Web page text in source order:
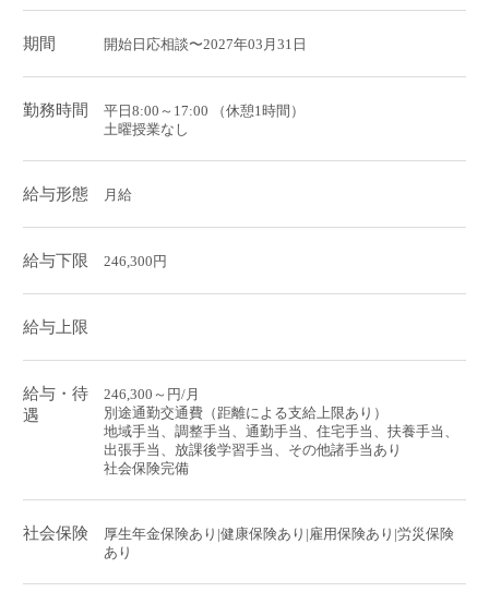
期間 開始日応相談〜2027年03月31日
勤務時間
平日8:00～17:00 （休憩1時間）
土曜授業なし
給与形態 月給
給与下限 246,300円
給与上限
給与・待
遇
246,300～円/月
別途通勤交通費（距離による支給上限あり）
地域手当、調整手当、通勤手当、住宅手当、扶養手当、
出張手当、放課後学習手当、その他諸手当あり
社会保険完備
社会保険
厚生年金保険あり|健康保険あり|雇用保険あり|労災保険
あり